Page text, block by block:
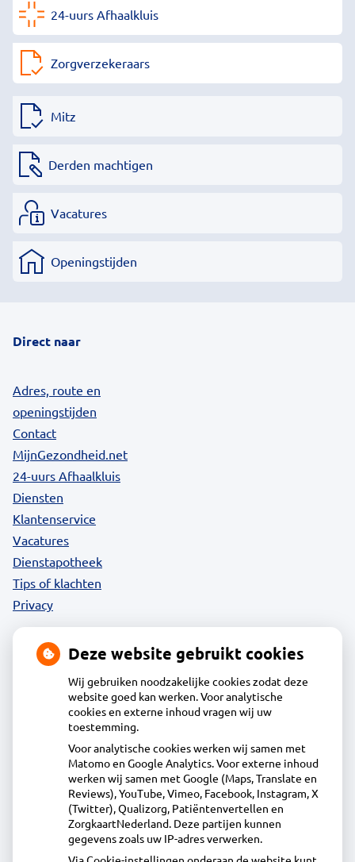
24-uurs Afhaalkluis
Zorgverzekeraars
Mitz
Derden machtigen
Vacatures
Openingstijden
Direct naar
Adres, route en
openingstijden
Contact
MijnGezondheid.net
24-uurs Afhaalkluis
Diensten
Klantenservice
Vacatures
Dienstapotheek
Tips of klachten
Privacy
Acdapha Apotheek De Groene Wijzend
Plantage 29, 1695BA Blokker
0229-23 90 36
info@apotheekdegroenewijzend.nl
Inschrijven
Deze website gebruikt cookies
Wij gebruiken noodzakelijke cookies zodat deze
website goed kan werken. Voor analytische
cookies en externe inhoud vragen wij uw
toestemming.
Voor analytische cookies werken wij samen met
Matomo en Google Analytics. Voor externe inhoud
werken wij samen met Google (Maps, Translate en
Reviews), YouTube, Vimeo, Facebook, Instagram, X
(Twitter), Qualizorg, Patiëntenvertellen en
ZorgkaartNederland. Deze partijen kunnen
gegevens zoals uw IP-adres verwerken.